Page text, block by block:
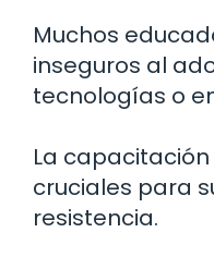
Muchos
inseguros al
tecnologías o
La
cruciales para
resistencia.